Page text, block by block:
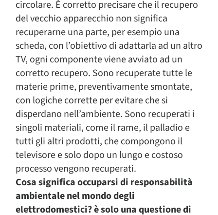
circolare. È corretto precisare che il recupero
del vecchio apparecchio non significa
recuperarne una parte, per esempio una
scheda, con l’obiettivo di adattarla ad un altro
TV, ogni componente viene avviato ad un
corretto recupero. Sono recuperate tutte le
materie prime, preventivamente smontate,
con logiche corrette per evitare che si
disperdano nell’ambiente. Sono recuperati i
singoli materiali, come il rame, il palladio e
tutti gli altri prodotti, che compongono il
televisore e solo dopo un lungo e costoso
processo vengono recuperati.
Cosa significa occuparsi di responsabilità
ambientale nel mondo degli
elettrodomestici? è solo una questione di